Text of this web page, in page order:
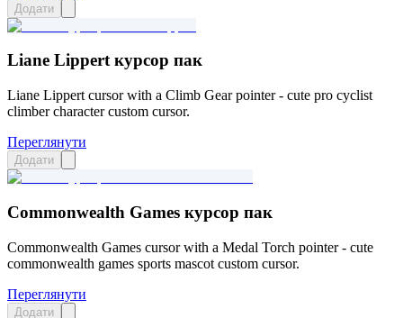
Додати
Liane Lippert курсор пак
Liane Lippert cursor with a Climb Gear pointer - cute pro cyclist
climber character custom cursor.
Переглянути
Додати
Commonwealth Games курсор пак
Commonwealth Games cursor with a Medal Torch pointer - cute
commonwealth games sports mascot custom cursor.
Переглянути
Додати